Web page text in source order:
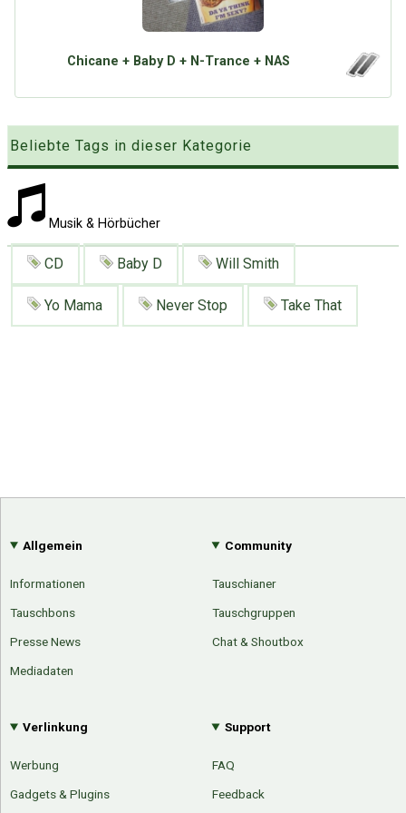
Google
Presse News
Suchanfragen
Chicane + Baby D + N-Trance + NAS
Beliebte Tags in dieser Kategorie
Musik & Hörbücher
CD Baby D Will Smith
Yo Mama Never Stop Take That
Allgemein
Informationen
Tauschbons
Presse News
Mediadaten
Community
Tauschianer
Tauschgruppen
Chat & Shoutbox
Verlinkung
Werbung
Gadgets & Plugins
Support
FAQ
Feedback